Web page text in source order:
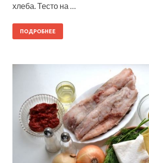
хлеба. Тесто на …
ПОДРОБНЕЕ